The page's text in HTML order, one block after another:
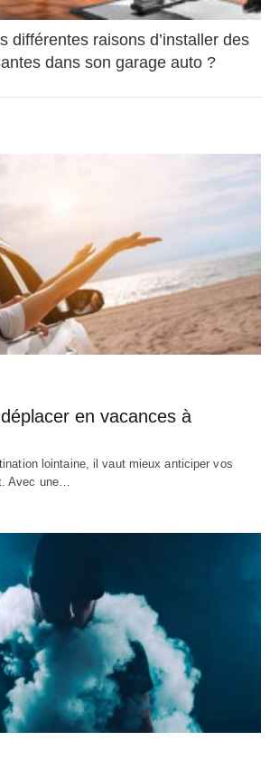
différentes raisons d’installer des
dans son garage auto ?
en vacances à
lointaine, il vaut mieux anticiper vos
Avec une…